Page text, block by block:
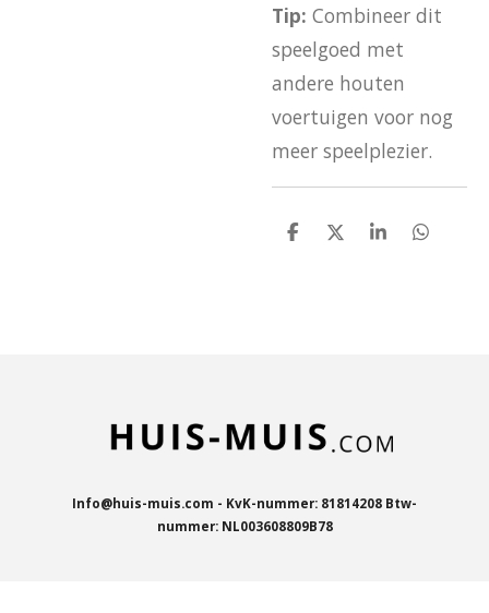
Tip: Combineer dit
speelgoed met
andere houten
voertuigen voor nog
meer speelplezier.
D
D
S
D
Info@huis-muis.com - KvK-nummer: 81814208 Btw-
nummer: NL003608809B78